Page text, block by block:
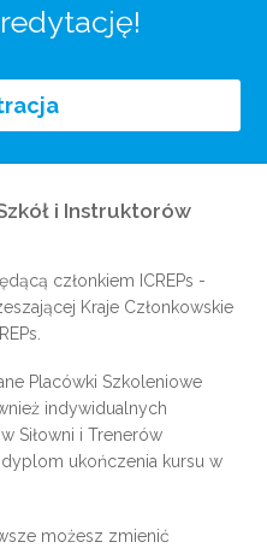
i Instruktorów
członkiem ICREPs -
Kraje Członkowskie
Placówki Szkoleniowe
indywidualnych
Siłowni i Trenerów
ukończenia kursu w
możesz zmienić